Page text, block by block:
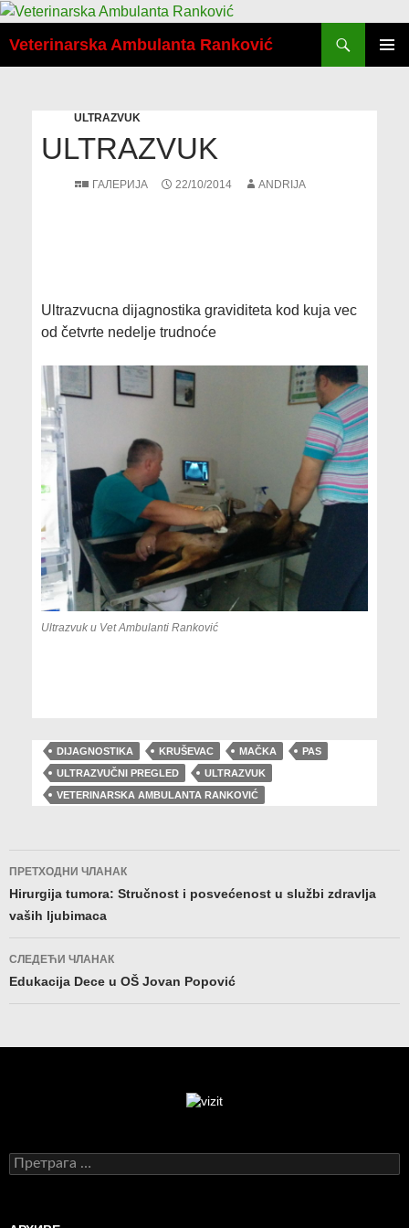
Скочи
садржај
Veterinarska Ambulanta Ranković
ULTRAZVUK
ULTRAZVUK
ГАЛЕРИЈА 22/10/2014 ANDRIJA
Ultrazvucna dijagnostika graviditeta kod kuja vec
od četvrte nedelje trudnoće
Ultrazvuk u Vet Ambulanti Ranković
DIJAGNOSTIKA KRUŠEVAC MAČKA
PAS
ULTRAZVUČNI PREGLED
ULTRAZVUK
VETERINARSKA AMBULANTA RANKOVIĆ
Кретање
чланака
ПРЕТХОДНИ ЧЛАНАК
Hirurgija tumora: Stručnost i posvećenost u službi zdravlja
vaših ljubimaca
СЛЕДЕЋИ ЧЛАНАК
Edukacija Dece u OŠ Jovan Popović
Претрага
за: